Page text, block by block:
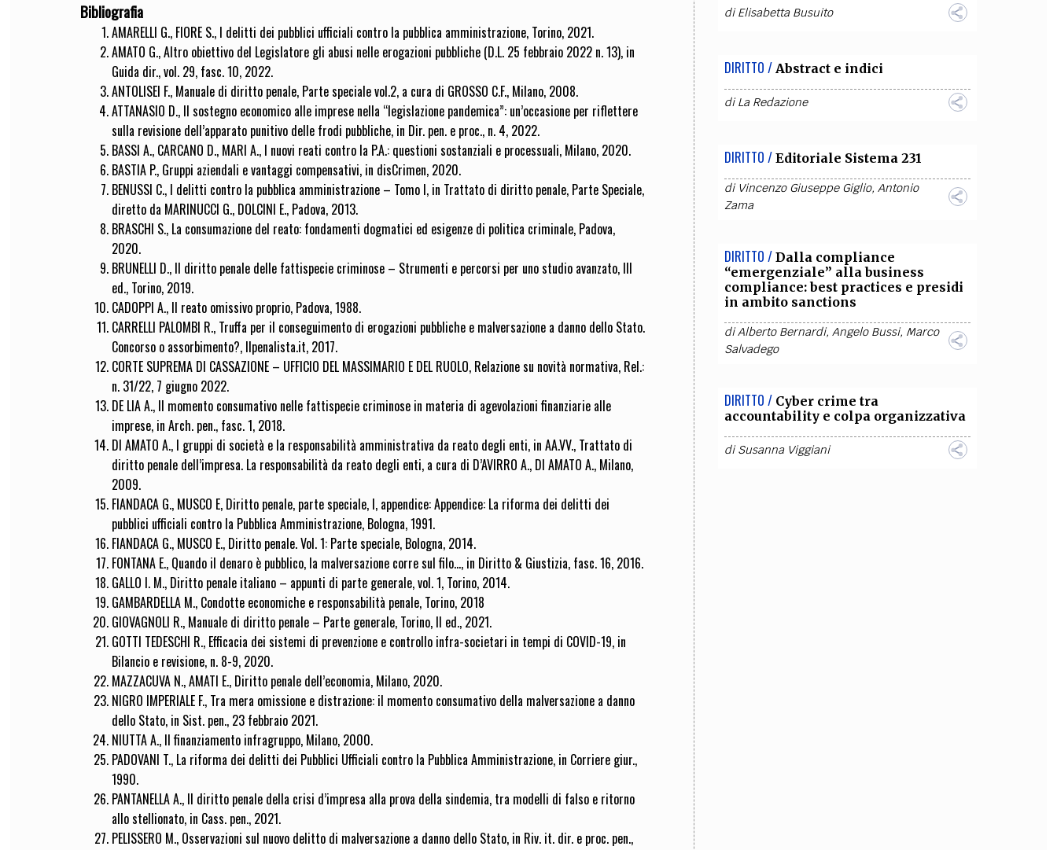
Bibliografia
AMARELLI G., FIORE S., I delitti dei pubblici ufficiali contro la pubblica amministrazione, Torino, 2021.
AMATO G., Altro obiettivo del Legislatore gli abusi nelle erogazioni pubbliche (D.L. 25 febbraio 2022 n. 13), in
Guida dir., vol. 29, fasc. 10, 2022.
ANTOLISEI F., Manuale di diritto penale, Parte speciale vol.2, a cura di GROSSO C.F., Milano, 2008.
ATTANASIO D., Il sostegno economico alle imprese nella “legislazione pandemica”: un’occasione per riflettere
sulla revisione dell’apparato punitivo delle frodi pubbliche, in Dir. pen. e proc., n. 4, 2022.
BASSI A., CARCANO D., MARI A., I nuovi reati contro la P.A.: questioni sostanziali e processuali, Milano, 2020.
BASTIA P., Gruppi aziendali e vantaggi compensativi, in disCrimen, 2020.
BENUSSI C., I delitti contro la pubblica amministrazione – Tomo I, in Trattato di diritto penale, Parte Speciale,
diretto da MARINUCCI G., DOLCINI E., Padova, 2013.
BRASCHI S., La consumazione del reato: fondamenti dogmatici ed esigenze di politica criminale, Padova,
2020.
BRUNELLI D., Il diritto penale delle fattispecie criminose – Strumenti e percorsi per uno studio avanzato, III
ed., Torino, 2019.
CADOPPI A., Il reato omissivo proprio, Padova, 1988.
CARRELLI PALOMBI R., Truffa per il conseguimento di erogazioni pubbliche e malversazione a danno dello Stato.
Concorso o assorbimento?, Ilpenalista.it, 2017.
CORTE SUPREMA DI CASSAZIONE – UFFICIO DEL MASSIMARIO E DEL RUOLO, Relazione su novità normativa, Rel.:
n. 31/22, 7 giugno 2022.
DE LIA A., Il momento consumativo nelle fattispecie criminose in materia di agevolazioni finanziarie alle
imprese, in Arch. pen., fasc. 1, 2018.
DI AMATO A., I gruppi di società e la responsabilità amministrativa da reato degli enti, in AA.VV., Trattato di
diritto penale dell’impresa. La responsabilità da reato degli enti, a cura di D’AVIRRO A., DI AMATO A., Milano,
2009.
FIANDACA G., MUSCO E, Diritto penale, parte speciale, I, appendice: Appendice: La riforma dei delitti dei
pubblici ufficiali contro la Pubblica Amministrazione, Bologna, 1991.
FIANDACA G., MUSCO E., Diritto penale. Vol. 1: Parte speciale, Bologna, 2014.
FONTANA E., Quando il denaro è pubblico, la malversazione corre sul filo..., in Diritto & Giustizia, fasc. 16, 2016.
GALLO I. M., Diritto penale italiano – appunti di parte generale, vol. 1, Torino, 2014.
GAMBARDELLA M., Condotte economiche e responsabilità penale, Torino, 2018
GIOVAGNOLI R., Manuale di diritto penale – Parte generale, Torino, II ed., 2021.
GOTTI TEDESCHI R., Efficacia dei sistemi di prevenzione e controllo infra-societari in tempi di COVID-19, in
Bilancio e revisione, n. 8-9, 2020.
MAZZACUVA N., AMATI E., Diritto penale dell’economia, Milano, 2020.
NIGRO IMPERIALE F., Tra mera omissione e distrazione: il momento consumativo della malversazione a danno
dello Stato, in Sist. pen., 23 febbraio 2021.
NIUTTA A., Il finanziamento infragruppo, Milano, 2000.
PADOVANI T., La riforma dei delitti dei Pubblici Ufficiali contro la Pubblica Amministrazione, in Corriere giur.,
1990.
PANTANELLA A., Il diritto penale della crisi d’impresa alla prova della sindemia, tra modelli di falso e ritorno
allo stellionato, in Cass. pen., 2021.
PELISSERO M., Osservazioni sul nuovo delitto di malversazione a danno dello Stato, in Riv. it. dir. e proc. pen.,
diElisabetta Busuito
DIRITTO / Abstract e indici
diLa Redazione
DIRITTO / Editoriale Sistema 231
di Vincenzo Giuseppe Giglio, Antonio
Zama
DIRITTO / Dalla compliance
“emergenziale” alla business
compliance: best practices e presidi
in ambito sanctions
diAlberto Bernardi, Angelo Bussi, Marco
Salvadego
DIRITTO / Cyber crime tra
accountability e colpa organizzativa
diSusanna Viggiani